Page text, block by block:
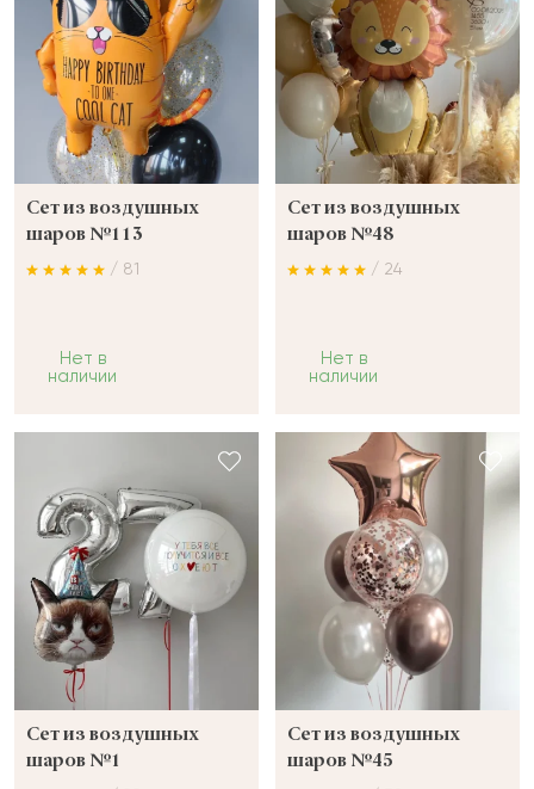
Сет из воздушных
шаров №113
/ 81
Нет в
наличии
Сет из воздушных
шаров №48
/ 24
Нет в
наличии
Сет из воздушных
шаров №1
Сет из воздушных
шаров №45